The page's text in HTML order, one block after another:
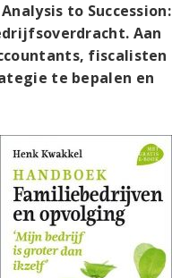
to Succession:
Aan
fiscalisten
te bepalen en